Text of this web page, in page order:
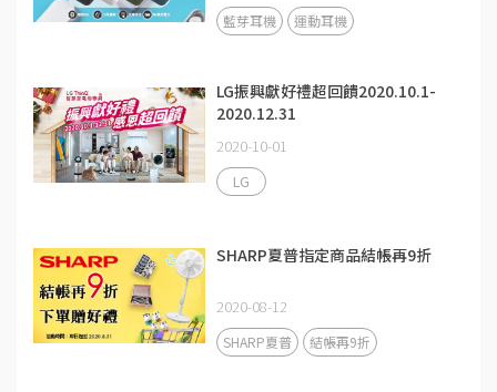
藍芽耳機 運動耳機
LG振興獻好禮超回饋2020.10.1-
2020.12.31
2020-10-01
LG
SHARP夏普指定商品結帳再9折
2020-08-12
SHARP夏普 結帳再9折